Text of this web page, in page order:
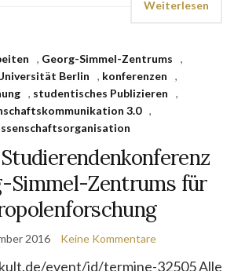
Weiterlesen
, Georg-Simmel-Zentrums
,
Berlin
, konferenzen
,
, studentisches Publizieren
,
3.0 ,
Simmel-Zentrums für
2016 Keine Kommentare
event/id/termine-32505 Alle